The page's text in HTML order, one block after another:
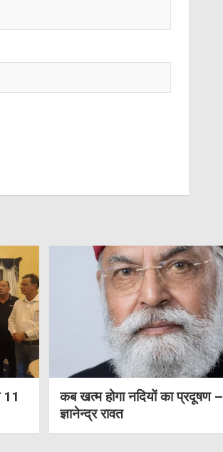
11
कब खत्म होगा नदियों का प्रदूषण –
ज्ञानेन्द्र रावत